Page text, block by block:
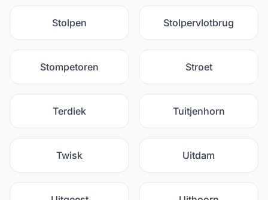
Stolpen Stolpervlotbrug
Stompetoren Stroet
Terdiek Tuitjenhorn
Twisk Uitdam